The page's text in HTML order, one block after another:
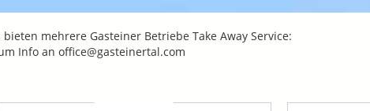
mehrere Gasteiner Betriebe Take Away Service:
Info an office@gasteinertal.com